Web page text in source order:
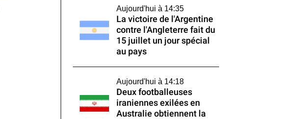
Aujourd'hui à 14:35
La victoire de l'Argentine
contre l'Angleterre fait du
15 juillet un jour spécial
au pays
Aujourd'hui à 14:18
Deux footballeuses
iraniennes exilées en
Australie obtiennent la